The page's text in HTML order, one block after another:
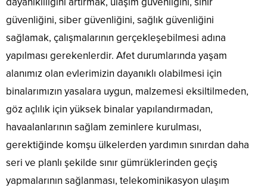
güvenliğini, siber güvenliğini, sağlık güvenliğini
sağlamak, çalışmalarının gerçekleşebilmesi adına
yapılması gerekenlerdir. Afet durumlarında yaşam
alanımız olan evlerimizin dayanıklı olabilmesi için
binalarımızın yasalara uygun, malzemesi eksiltilmeden,
göz açlılık için yüksek binalar yapılandırmadan,
havaalanlarının sağlam zeminlere kurulması,
gerektiğinde komşu ülkelerden yardımın sınırdan daha
seri ve planlı şekilde sınır gümrüklerinden geçiş
yapmalarının sağlanması, telekominikasyon ulaşım